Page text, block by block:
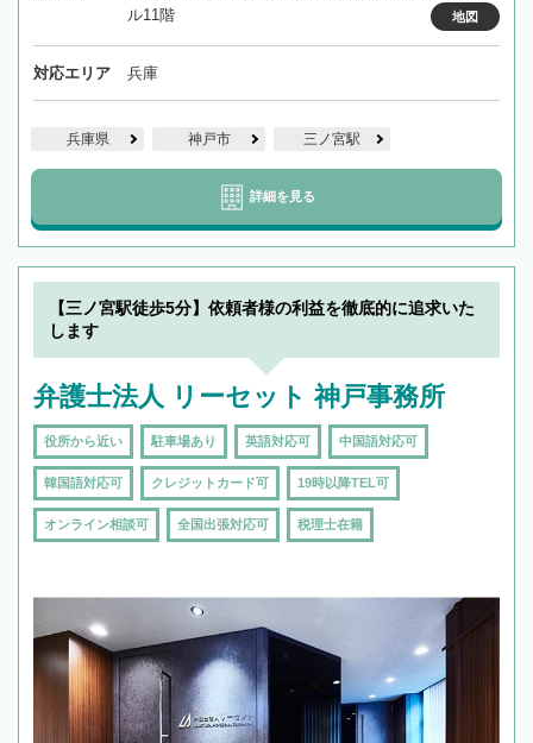
ル11階
地図
対応エリア 兵庫
兵庫県 神戸市 三ノ宮駅
詳細を見る
【三ノ宮駅徒歩5分】依頼者様の利益を徹底的に追求いた
します
弁護士法人 リーセット 神戸事務所
役所から近い 駐車場あり 英語対応可 中国語対応可
韓国語対応可 クレジットカード可 19時以降TEL可
オンライン相談可 全国出張対応可 税理士在籍